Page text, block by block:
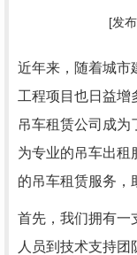
[发
近年来，随着城市
工程项目也日益增
吊车租赁公司成为
为专业的吊车出租
的吊车租赁服务，
首先，我们拥有一
人员到技术支持